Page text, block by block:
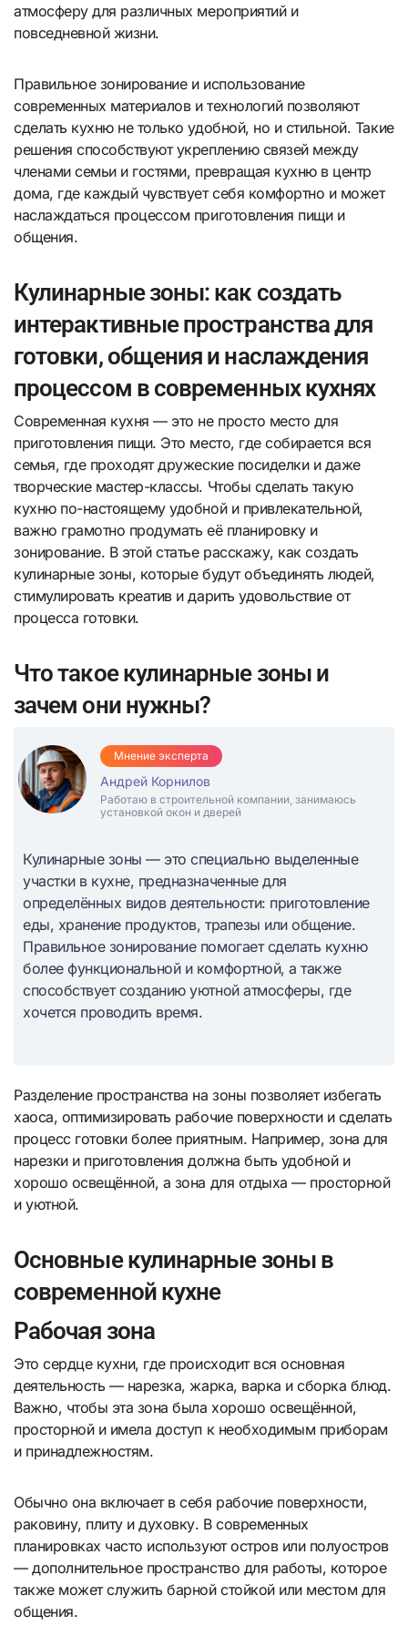
атмосферу для различных мероприятий и
повседневной жизни.
Правильное зонирование и использование
современных материалов и технологий позволяют
сделать кухню не только удобной, но и стильной. Такие
решения способствуют укреплению связей между
членами семьи и гостями, превращая кухню в центр
дома, где каждый чувствует себя комфортно и может
наслаждаться процессом приготовления пищи и
общения.
Кулинарные зоны: как создать
интерактивные пространства для
готовки, общения и наслаждения
процессом в современных кухнях
Современная кухня — это не просто место для
приготовления пищи. Это место, где собирается вся
семья, где проходят дружеские посиделки и даже
творческие мастер-классы. Чтобы сделать такую
кухню по-настоящему удобной и привлекательной,
важно грамотно продумать её планировку и
зонирование. В этой статье расскажу, как создать
кулинарные зоны, которые будут объединять людей,
стимулировать креатив и дарить удовольствие от
процесса готовки.
Что такое кулинарные зоны и
зачем они нужны?
Мнение эксперта
Андрей Корнилов
Работаю в строительной компании, занимаюсь
установкой окон и дверей
Кулинарные зоны — это специально выделенные
участки в кухне, предназначенные для
определённых видов деятельности: приготовление
еды, хранение продуктов, трапезы или общение.
Правильное зонирование помогает сделать кухню
более функциональной и комфортной, а также
способствует созданию уютной атмосферы, где
хочется проводить время.
Разделение пространства на зоны позволяет избегать
хаоса, оптимизировать рабочие поверхности и сделать
процесс готовки более приятным. Например, зона для
нарезки и приготовления должна быть удобной и
хорошо освещённой, а зона для отдыха — просторной
и уютной.
Основные кулинарные зоны в
современной кухне
Рабочая зона
Это сердце кухни, где происходит вся основная
деятельность — нарезка, жарка, варка и сборка блюд.
Важно, чтобы эта зона была хорошо освещённой,
просторной и имела доступ к необходимым приборам
и принадлежностям.
Обычно она включает в себя рабочие поверхности,
раковину, плиту и духовку. В современных
планировках часто используют остров или полуостров
— дополнительное пространство для работы, которое
также может служить барной стойкой или местом для
общения.